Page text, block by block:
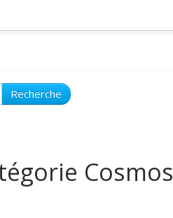
Recherche
Cosmos